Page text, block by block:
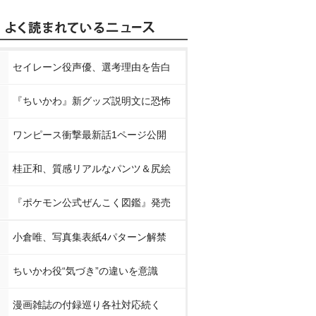
セイレーン役声優、選考理由を告白
『ちいかわ』新グッズ説明文に恐怖
ワンピース衝撃最新話1ページ公開
桂正和、質感リアルなパンツ＆尻絵
『ポケモン公式ぜんこく図鑑』発売
小倉唯、写真集表紙4パターン解禁
ちいかわ役“気づき”の違いを意識
漫画雑誌の付録巡り各社対応続く